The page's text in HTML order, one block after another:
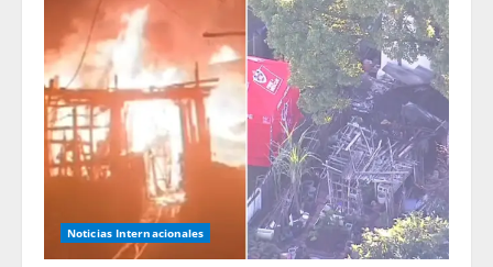
Noticias Internacionales